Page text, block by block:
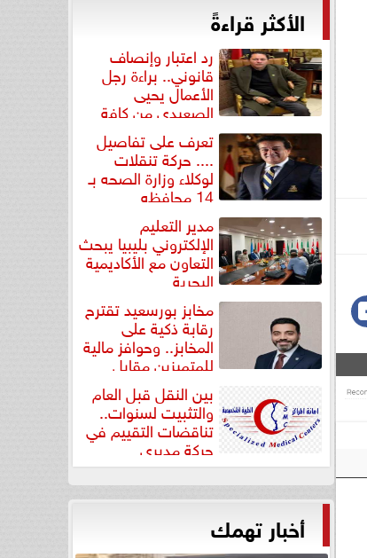
الأكثر قراءةً
رد اعتبار وإنصاف
قانوني.. براءة رجل
الأعمال يحيى
الصعيدي من كافة
التهم... تعرف على تفاصيل
.... حركة تنقلات
لوكلاء وزارة الصحه بـ
14 محافظه
مدير التعليم
الإلكتروني بليبيا يبحث
التعاون مع الأكاديمية
البحرية
مخابز بورسعيد تقترح
رقابة ذكية على
المخابز.. وحوافز مالية
للمتميزين مقابل
بين النقل قبل العام
والتثبيت لسنوات..
تناقضات التقييم في
حركة مديري
”مستشفيات...
أخبار تهمك